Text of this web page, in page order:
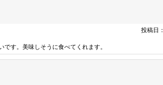
投稿日
す。美味しそうに食べてくれます。